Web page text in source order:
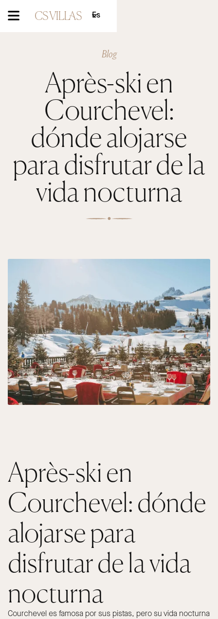
Es
Blog
Après-ski en
Courchevel:
dónde alojarse
para disfrutar de la
vida nocturna
Après-ski en
Courchevel: dónde
alojarse para
disfrutar de la vida
nocturna
Courchevel es famosa por sus pistas, pero su vida nocturna